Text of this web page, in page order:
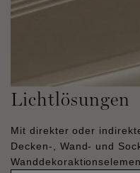
Lichtlösungen
Mit direkter oder
Decken-, Wand- und